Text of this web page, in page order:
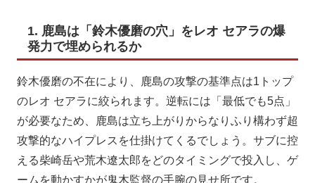
1. 鹿島は「鈴木優磨の穴」をレオ セアラの爆
発力で埋められるか
鈴木優磨の不在により、鹿島の攻撃の基準点は1トップ
のレオ セアラに絞られます。逆転には「最低でも5点」
が必要なため、鹿島は立ち上がりからなりふり構わず超
攻撃的なハイプレスを仕掛けてくるでしょう。サブに控
える柴崎岳や荒木遼太郎をどのタイミングで投入し、ゲ
ームを動かすかが鬼木監督の手腕の見せ所です。